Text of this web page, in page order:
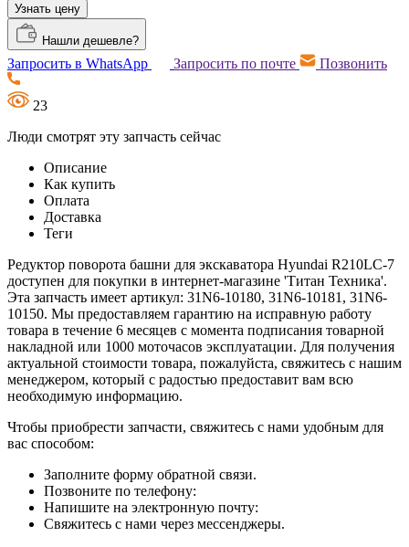
Узнать цену
Нашли дешевле?
Запросить в WhatsApp Запросить по почте Позвонить
23
Люди смотрят эту запчасть сейчас
Описание
Как купить
Оплата
Доставка
Теги
Редуктор поворота башни для экскаватора Hyundai R210LC-7
доступен для покупки в интернет-магазине 'Титан Техника'.
Эта запчасть имеет артикул: 31N6-10180, 31N6-10181, 31N6-
10150. Мы предоставляем гарантию на исправную работу
товара в течение 6 месяцев с момента подписания товарной
накладной или 1000 моточасов эксплуатации. Для получения
актуальной стоимости товара, пожалуйста, свяжитесь с нашим
менеджером, который с радостью предоставит вам всю
необходимую информацию.
Чтобы приобрести запчасти, свяжитесь с нами удобным для
вас способом:
Заполните форму обратной связи.
Позвоните по телефону:
Напишите на электронную почту:
Свяжитесь с нами через мессенджеры.